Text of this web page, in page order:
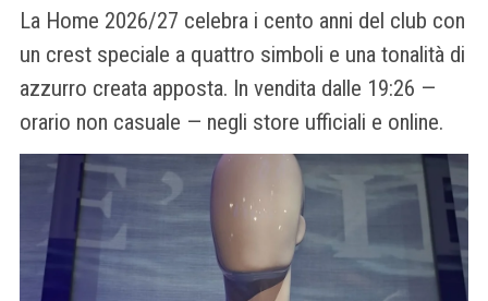
La Home 2026/27 celebra i cento anni del club con
un crest speciale a quattro simboli e una tonalità di
azzurro creata apposta. In vendita dalle 19:26 —
orario non casuale — negli store ufficiali e online.